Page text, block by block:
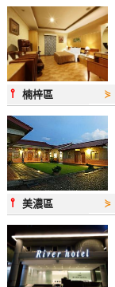
⫯楠梓區 ⋟
⫯美濃區 ⋟